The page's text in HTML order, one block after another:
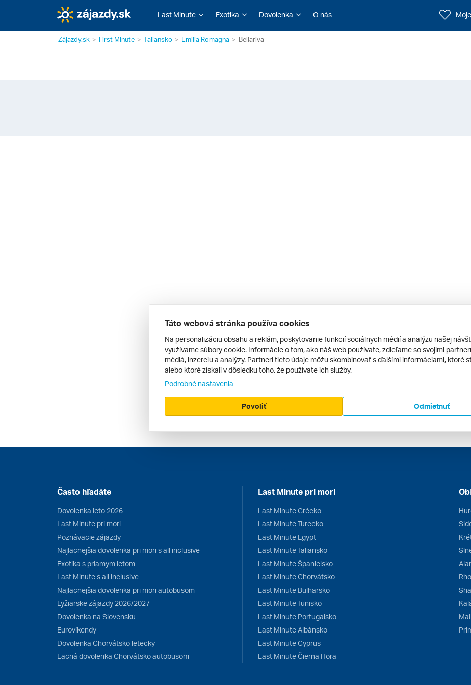
Last Minute Exotika Dovolenka O nás
Zájazdy.sk First Minute Taliansko Emilia Romagna Bellariva
Často hľadáte
Dovolenka leto 2026
Last Minute pri mori
Poznávacie zájazdy
Najlacnejšia dovolenka pri mori s all inclusive
Exotika s priamym letom
Last Minute s all inclusive
Najlacnejšia dovolenka pri mori autobusom
Lyžiarske zájazdy 2026/2027
Dovolenka na Slovensku
Eurovíkendy
Dovolenka Chorvátsko letecky
Lacná dovolenka Chorvátsko autobusom
Last Minute pri mori
Last Minute Grécko
Last Minute Turecko
Last Minute Egypt
Last Minute Taliansko
Last Minute Španielsko
Last Minute Chorvátsko
Last Minute Bulharsko
Last Minute Tunisko
Last Minute Portugalsko
Last Minute Albánsko
Last Minute Cyprus
Last Minute Čierna Hora
Táto webová stránka používa cookies
Na personalizáciu obsahu a reklám, poskytovanie funkcií sociálnych médií a analýzu našej
využívame súbory cookie. Informácie o tom, ako náš web používate, zdieľame so svojimi
médiá, inzerciu a analýzy. Partneri tieto údaje môžu skombinovať s ďalšími informáciami, ktoré
alebo ktoré získali v dôsledku toho, že používate ich služby.
Podrobné nastavenia
Odmietnuť
Povoliť